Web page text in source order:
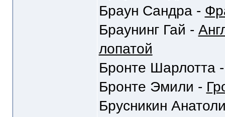
Браун Сандра -
Браунинг Гай -
лопатой
Бронте Шарлотта
Бронте Эмили -
Брусникин